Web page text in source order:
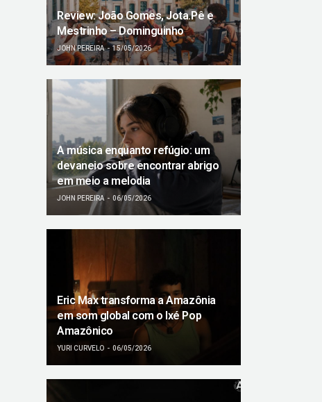
Review: João Gomes, Jota.Pê e
Mestrinho – Dominguinho
JOHN PEREIRA 15/05/2026
A música enquanto refúgio: um
devaneio sobre encontrar abrigo
em meio a melodia
JOHN PEREIRA 06/05/2026
Eric Max transforma a Amazônia
em som global com o Ixé Pop
Amazônico
YURI CURVELO 06/05/2026